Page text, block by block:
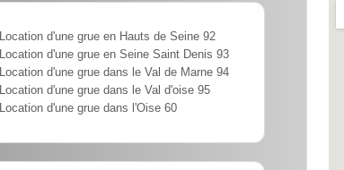
Location d'une grue en Hauts de Seine 92
Location d'une grue en Seine Saint Denis 93
Location d'une grue dans le Val de Marne 94
Location d'une grue dans le Val d'oise 95
Location d'une grue dans l'Oise 60